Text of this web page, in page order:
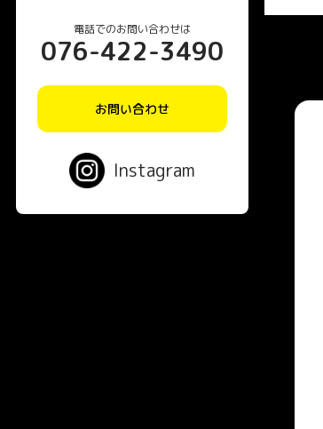
電話でのお問い合わせは
076-422-3490
お問い合わせ
Instagram